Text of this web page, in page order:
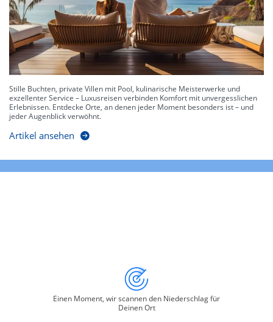
Stille Buchten, private Villen mit Pool, kulinarische Meisterwerke und
exzellenter Service – Luxusreisen verbinden Komfort mit unvergesslichen
Erlebnissen. Entdecke Orte, an denen jeder Moment besonders ist – und
jeder Augenblick verwöhnt.
Artikel ansehen
Einen Moment, wir scannen den Niederschlag für
Deinen Ort